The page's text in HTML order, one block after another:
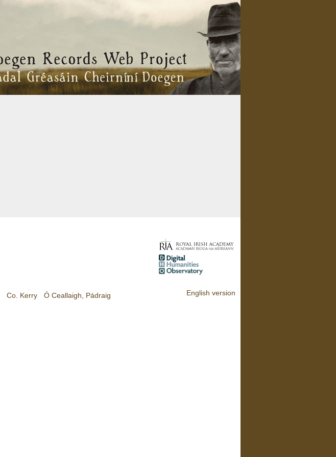
Co. Kerry Ó Ceallaigh, Pádraig English version